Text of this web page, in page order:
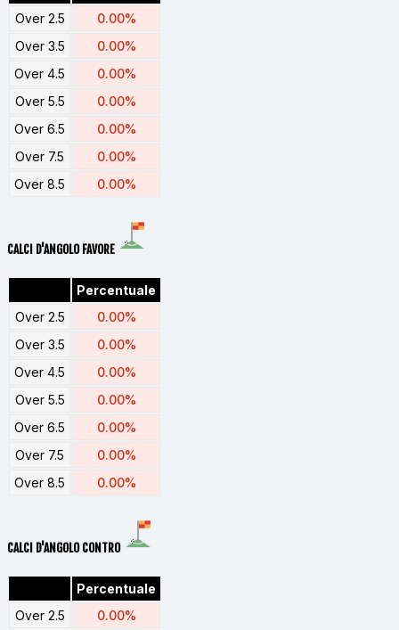
Over 2.5
0.00%
Over 3.5
0.00%
Over 4.5
0.00%
Over 5.5
0.00%
Over 6.5
0.00%
Over 7.5
0.00%
Over 8.5
0.00%
CALCI D'ANGOLO FAVORE
Percentuale
Over 2.5
0.00%
Over 3.5
0.00%
Over 4.5
0.00%
Over 5.5
0.00%
Over 6.5
0.00%
Over 7.5
0.00%
Over 8.5
0.00%
CALCI D'ANGOLO CONTRO
Percentuale
Over 2.5
0.00%